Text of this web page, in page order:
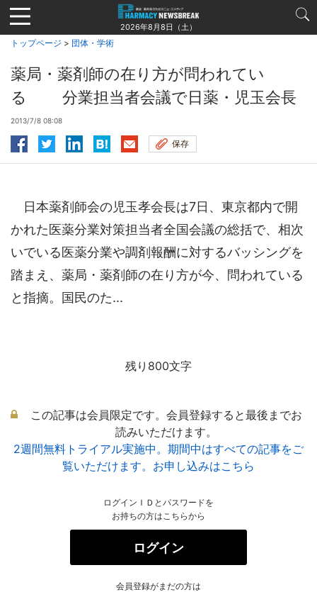
Jump
to
navigation
2026年8月8日（土）
トップページ > 団体・学術
薬局・薬剤師の在り方が問われてい
る 分業担当者会議で日薬・児玉会長
2013/7/8 08:08
保存
日本薬剤師会の児玉孝会長は7日、東京都内で開
かれた医薬分業対策担当者全国会議の総括で、相次
いでいる医薬分業や調剤報酬に対するバッシングを
踏まえ、薬局・薬剤師の在り方が今、問われている
と指摘。国民のた...
残り800文字
この記事は会員限定です。会員登録すると最後までお
読みいただけます。
2週間無料トライアル実施中。期間中はすべての記事をご
覧いただけます。お申し込みはこちら
ログインＩＤとパスワードを
お持ちの方はこちらから
ログイン
会員登録がまだの方は